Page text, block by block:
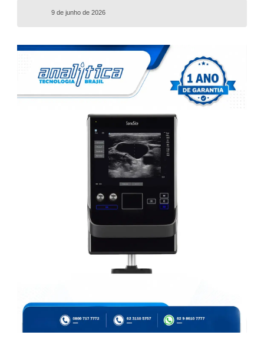
9 de junho de 2026